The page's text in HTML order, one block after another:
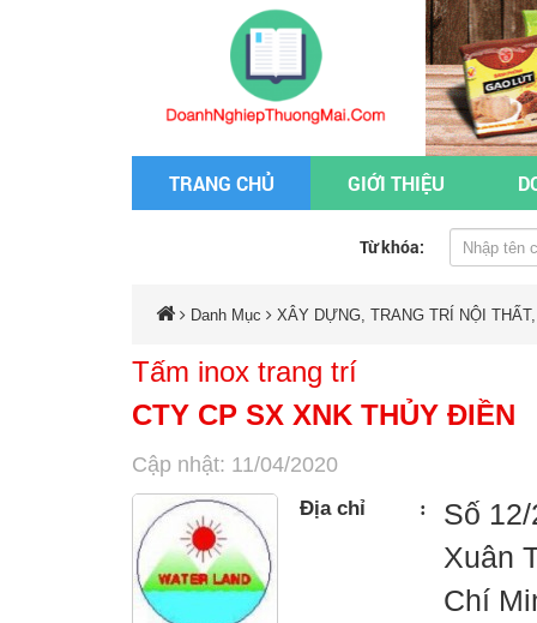
TRANG CHỦ GIỚI THIỆU
Từ khóa:
Danh Mục XÂY DỰNG, TRANG TRÍ NỘI
Tấm inox trang trí
CTY CP SX XNK THỦY ĐIỀN
Cập nhật: 11/04/2020
Địa chỉ :
Số
Xuân
Chí